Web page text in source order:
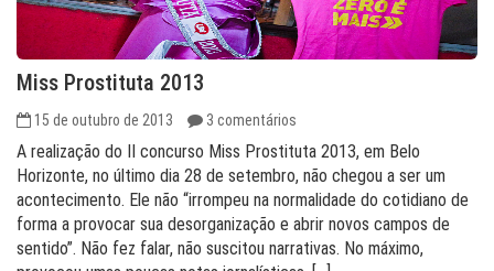
Miss Prostituta 2013
15 de outubro de 2013 3 comentários
A realização do II concurso Miss Prostituta 2013, em Belo
Horizonte, no último dia 28 de setembro, não chegou a ser um
acontecimento. Ele não “irrompeu na normalidade do cotidiano de
forma a provocar sua desorganização e abrir novos campos de
sentido”. Não fez falar, não suscitou narrativas. No máximo,